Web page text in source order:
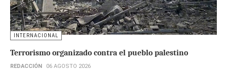
INTERNACIONAL
Terrorismo organizado contra el pueblo palestino
REDACCIÓN 06 AGOSTO 2026